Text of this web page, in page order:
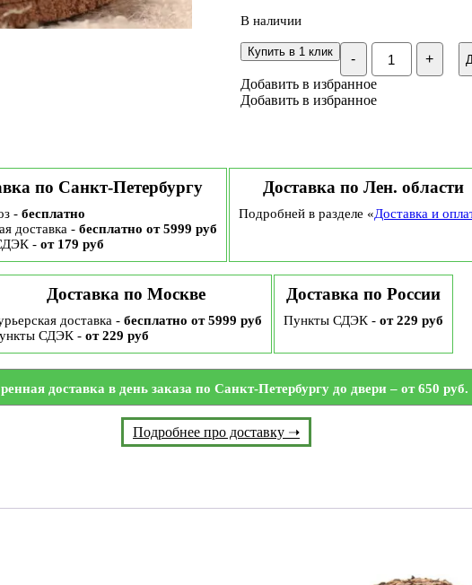
В наличии
-
Количество
Ядра
семян
конопли,
100
+
Купить в 1 клик
Добавить в избранное
Добавить в избранное
по Санкт-Петербургу
- бесплатно
доставка - бесплатно от 5999 руб
- от 179 руб
Доставка по Лен. области
Подробней в разделе «Доставка и
Доставка по Москве
доставка - бесплатно от 5999 руб
СДЭК - от 229 руб
Доставка по России
Пункты СДЭК - от 229 руб
доставка в день заказа по Санкт-Петербургу до двери – от 650 руб.
Подробнее про доставку ➝